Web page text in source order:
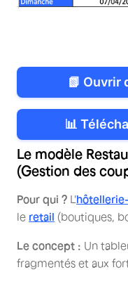
📗 Ouvrir
📊
Le modèle
(Gestion des
Pour qui ? L'
le retail (boutiques,
Le concept : Un
fragmentés et aux